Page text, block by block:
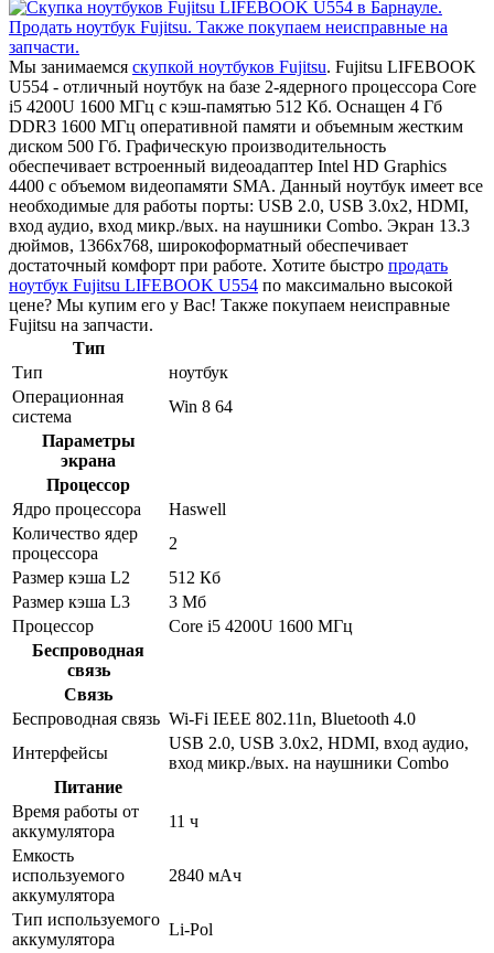
Мы занимаемся скупкой ноутбуков Fujitsu. Fujitsu LIFEBOOK
U554 - отличный ноутбук на базе 2-ядерного процессора Core
i5 4200U 1600 МГц с кэш-памятью 512 Кб. Оснащен 4 Гб
DDR3 1600 МГц оперативной памяти и объемным жестким
диском 500 Гб. Графическую производительность
обеспечивает встроенный видеоадаптер Intel HD Graphics
4400 с объемом видеопамяти SMA. Данный ноутбук имеет все
необходимые для работы порты: USB 2.0, USB 3.0x2, HDMI,
вход аудио, вход микр./вых. на наушники Combo. Экран 13.3
дюймов, 1366x768, широкоформатный обеспечивает
достаточный комфорт при работе. Хотите быстро продать
ноутбук Fujitsu LIFEBOOK U554 по максимально высокой
цене? Мы купим его у Вас! Также покупаем неисправные
Fujitsu на запчасти.
Тип
Тип
ноутбук
Операционная
система
Win 8 64
Параметры
экрана
Процессор
Ядро процессора
Haswell
Количество ядер
процессора
2
Размер кэша L2
512 Кб
Размер кэша L3
3 Мб
Процессор
Core i5 4200U 1600 МГц
Беспроводная
связь
Связь
Беспроводная связь Wi-Fi IEEE 802.11n, Bluetooth 4.0
Интерфейсы
USB 2.0, USB 3.0x2, HDMI, вход аудио,
вход микр./вых. на наушники Combo
Питание
Время работы от
аккумулятора
11 ч
Емкость
используемого
аккумулятора
2840 мАч
Тип используемого
аккумулятора
Li-Pol